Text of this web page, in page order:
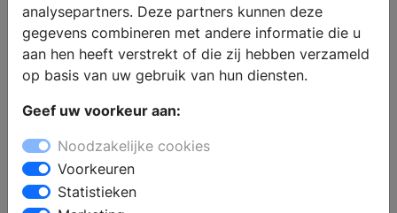
analysepartners. Deze partners kunnen deze
gegevens combineren met andere informatie die u
aan hen heeft verstrekt of die zij hebben verzameld
op basis van uw gebruik van hun diensten.
Geef uw voorkeur aan:
Noodzakelijke cookies
Voorkeuren
Statistieken